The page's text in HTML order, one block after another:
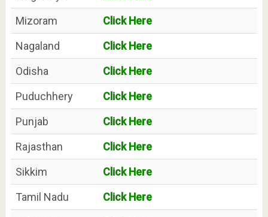
Mizoram
Click Here
Nagaland
Click Here
Odisha
Click Here
Puduchhery
Click Here
Punjab
Click Here
Rajasthan
Click Here
Sikkim
Click Here
Tamil Nadu
Click Here